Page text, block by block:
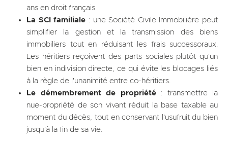
ans en droit français.
La SCI familiale : une Société Civile Immobilière peut
simplifier la gestion et la transmission des biens
immobiliers tout en réduisant les frais successoraux.
Les héritiers reçoivent des parts sociales plutôt qu'un
bien en indivision directe, ce qui évite les blocages liés
à la règle de l'unanimité entre co-héritiers.
Le démembrement de propriété: transmettre la
nue-propriété de son vivant réduit la base taxable au
moment du décès, tout en conservant l'usufruit du bien
jusqu'à la fin de sa vie.